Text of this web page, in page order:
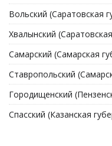
Вольский (Саратовская
Хвалынский
Самарский (Самарская
Ставропольский
Городищенский
Спасский (Казанская